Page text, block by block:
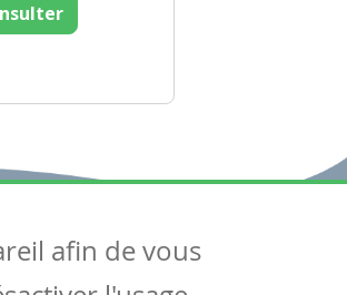
afin de vous